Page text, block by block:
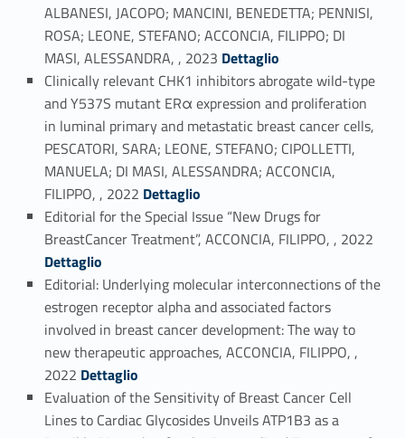
ALBANESI, JACOPO; MANCINI, BENEDETTA; PENNISI,
ROSA; LEONE, STEFANO; ACCONCIA, FILIPPO; DI
MASI, ALESSANDRA, , 2023 Link identifier #identifier_person_90134-9Dettaglio
Clinically relevant CHK1 inhibitors abrogate wild-type
and Y537S mutant ERα expression and proliferation
in luminal primary and metastatic breast cancer cells,
PESCATORI, SARA; LEONE, STEFANO; CIPOLLETTI,
MANUELA; DI MASI, ALESSANDRA; ACCONCIA,
FILIPPO, , 2022 Link identifier #identifier_person_100520-10
Dettaglio
Editorial for the Special Issue “New Drugs for
BreastCancer Treatment”, ACCONCIA, FILIPPO, , 2022
Dettaglio
Editorial: Underlying molecular interconnections of the
estrogen receptor alpha and associated factors
involved in breast cancer development: The way to
new therapeutic approaches, ACCONCIA, FILIPPO, ,
2022 Link identifier #identifier_person_162967-12
Dettaglio
Evaluation of the Sensitivity of Breast Cancer Cell
Lines to Cardiac Glycosides Unveils ATP1B3 as a